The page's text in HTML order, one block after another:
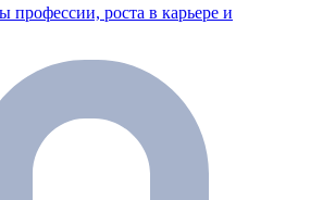
профессии, роста в карьере и